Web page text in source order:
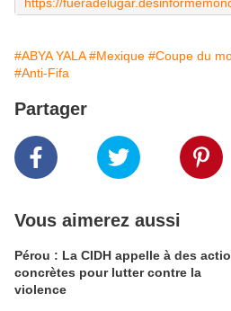
#ABYA YALA #Mexique #Coupe du
#Anti-Fifa
Partager
Vous aimerez aussi
Pérou : La CIDH appelle à des
concrètes pour lutter contre la
violence